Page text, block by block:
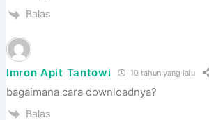
Balas
Imron Apit Tantowi 10 tahun yang lalu
bagaimana cara downloadnya?
Balas